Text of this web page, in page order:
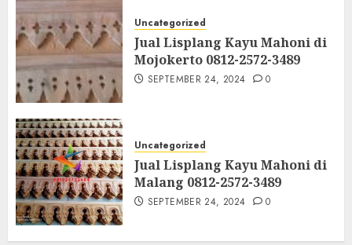
Uncategorized
Jual Lisplang Kayu Mahoni di
Mojokerto 0812-2572-3489
SEPTEMBER 24, 2024 0
Uncategorized
Jual Lisplang Kayu Mahoni di
Malang 0812-2572-3489
SEPTEMBER 24, 2024 0